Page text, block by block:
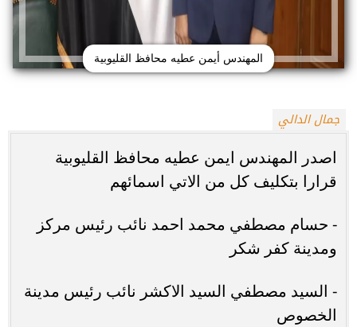
المهندس أيمن عطيه محافظ القليوبية
جمال الدالي
اصدر المهندس ايمن عطيه محافظ القليوبية
قرارا بتكليف كل من الاتي اسمائهم
- حسام مصطفي محمد احمد نائب رئيس مركز
ومدينة كفر شكر
- السيد مصطفي السيد الاكشر نائب رئيس مدينة
الخصوص